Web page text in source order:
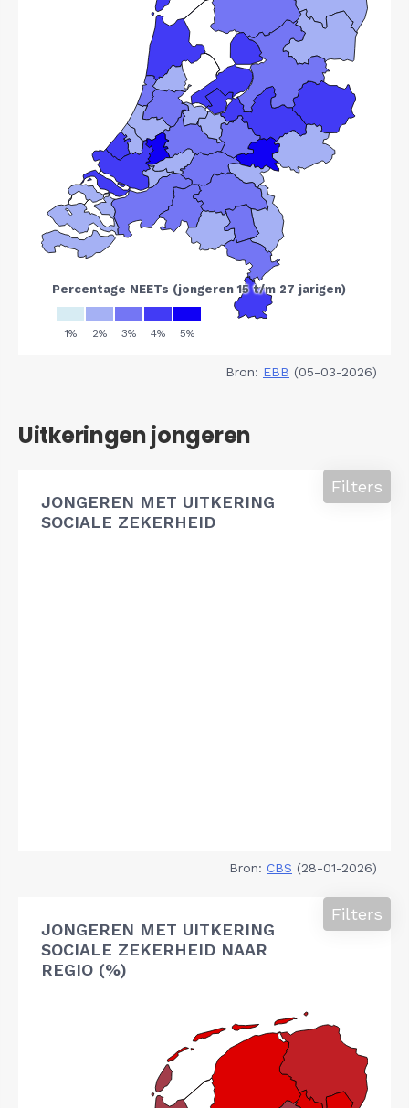
Bron: EBB (05-03-2026)
Uitkeringen jongeren
JONGEREN MET UITKERING
SOCIALE ZEKERHEID
Filters
Bron: CBS (28-01-2026)
JONGEREN MET UITKERING
SOCIALE ZEKERHEID NAAR
REGIO (%)
Filters